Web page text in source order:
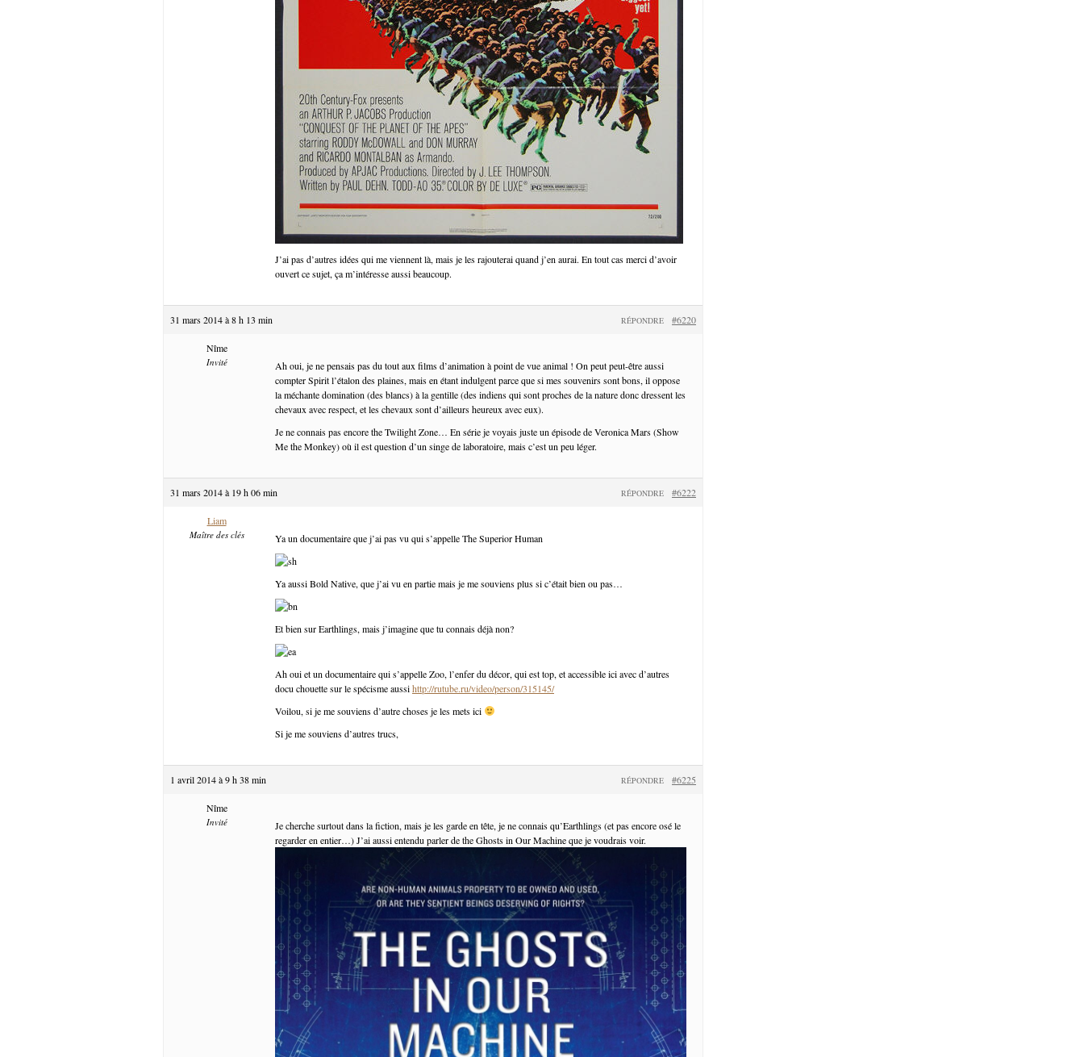
J’ai pas d’autres idées qui me viennent là, mais je les rajouterai quand j’en aurai. En tout cas merci d’avoir
ouvert ce sujet, ça m’intéresse aussi beaucoup.
31 mars 2014 à 8 h 13 min #6220
RÉPONDRE
Nîme
Invité
Ah oui, je ne pensais pas du tout aux films d’animation à point de vue animal ! On peut peut-être aussi
compter Spirit l’étalon des plaines, mais en étant indulgent parce que si mes souvenirs sont bons, il oppose
la méchante domination (des blancs) à la gentille (des indiens qui sont proches de la nature donc dressent les
chevaux avec respect, et les chevaux sont d’ailleurs heureux avec eux).
Je ne connais pas encore the Twilight Zone… En série je voyais juste un épisode de Veronica Mars (Show
Me the Monkey) où il est question d’un singe de laboratoire, mais c’est un peu léger.
31 mars 2014 à 19 h 06 min #6222
RÉPONDRE
Liam
Maître des clés Ya un documentaire que j’ai pas vu qui s’appelle The Superior Human
Ya aussi Bold Native, que j’ai vu en partie mais je me souviens plus si c’était bien ou pas…
Et bien sur Earthlings, mais j’imagine que tu connais déjà non?
Ah oui et un documentaire qui s’appelle Zoo, l’enfer du décor, qui est top, et accessible ici avec d’autres
docu chouette sur le spécisme aussihttp://rutube.ru/video/person/315145/
Voilou, si je me souviens d’autre choses je les mets ici
Si je me souviens d’autres trucs,
1 avril 2014 à 9 h 38 min #6225
RÉPONDRE
Nîme
Invité
Je cherche surtout dans la fiction, mais je les garde en tête, je ne connais qu’Earthlings (et pas encore osé le
regarder en entier…) J’ai aussi entendu parler de the Ghosts in Our Machine que je voudrais voir.